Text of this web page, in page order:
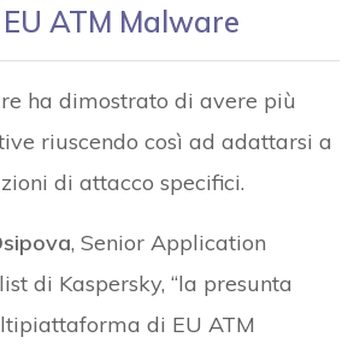
ATM Malware
ha dimostrato di avere più
riuscendo così ad adattarsi a
di attacco specifici.
, Senior Application
di Kaspersky, “la presunta
di EU ATM